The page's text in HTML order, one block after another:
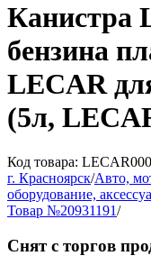
Канистра
бензина
LECAR
(5л,
Код товара:
г. Красноярск/Авто,
оборудование,
Товар №20931191/
Снят с торгов